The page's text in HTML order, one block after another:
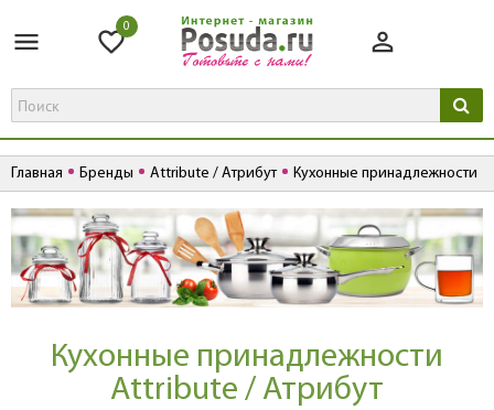
0
Главная Бренды Attribute / Атрибут Кухонные принадлежности
Кухонные принадлежности
Attribute / Атрибут